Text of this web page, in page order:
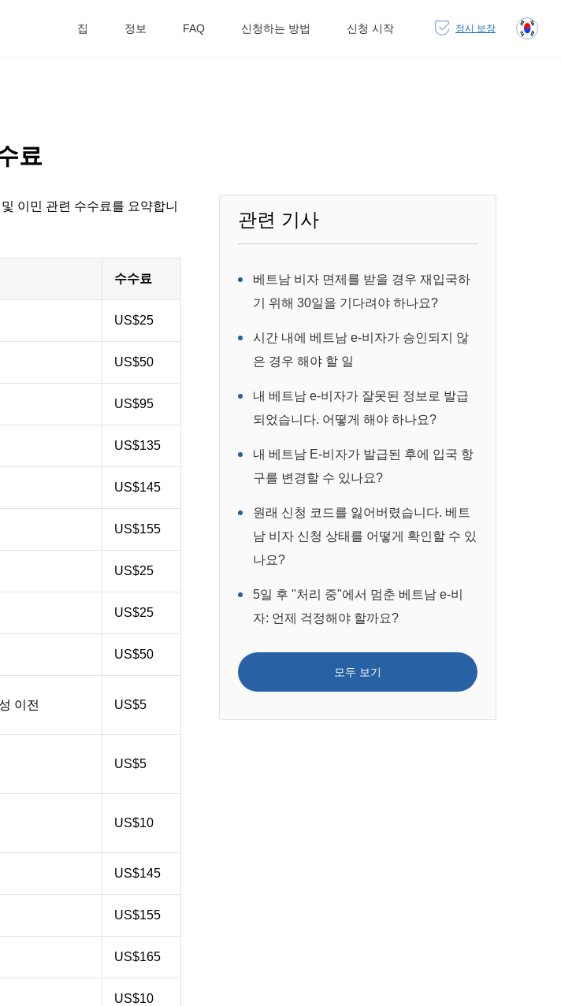
집 정보 FAQ 신청하는 방법 신청 시작 정시 보장
료
이민 관련 수수료를 요약합니
수수료
US$25
US$50
US$95
US$135
US$145
US$155
US$25
US$25
US$50
이전 US$5
US$5
US$10
US$145
US$155
US$165
US$10
관련 기사
베트남 비자 면제를 받을 경우 재입국하
기 위해 30일을 기다려야 하나요?
시간 내에 베트남 e-비자가 승인되지 않
은 경우 해야 할 일
내 베트남 e-비자가 잘못된 정보로 발급
되었습니다. 어떻게 해야 하나요?
내 베트남 E-비자가 발급된 후에 입국 항
구를 변경할 수 있나요?
원래 신청 코드를 잃어버렸습니다. 베트
남 비자 신청 상태를 어떻게 확인할 수 있
나요?
5일 후 "처리 중"에서 멈춘 베트남 e-비
자: 언제 걱정해야 할까요?
모두 보기